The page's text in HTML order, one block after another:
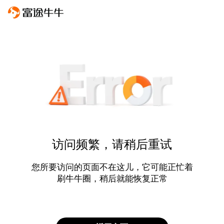
访问频繁，请稍后重试
您所要访问的页面不在这儿，它可能正忙着
刷牛牛圈，稍后就能恢复正常